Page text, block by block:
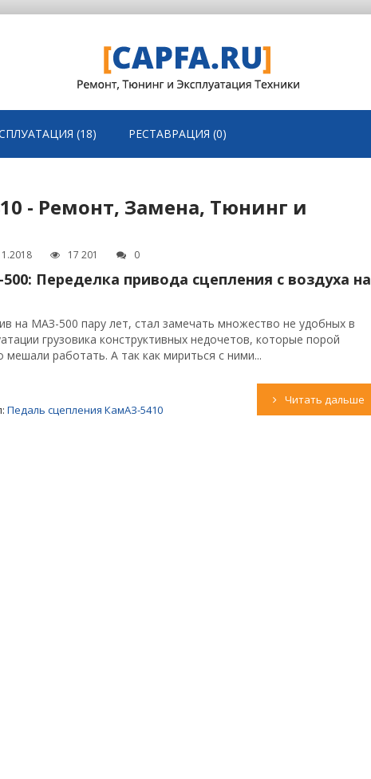
(18) РЕСТАВРАЦИЯ (0)
- Ремонт, Замена, Тюнинг и
17 201 0
Переделка привода сцепления с воздуха на
на МАЗ-500 пару лет, стал замечать множество не удобных в
грузовика конструктивных недочетов, которые порой
мешали работать. А так как мириться с ними...
Педаль сцепления КамАЗ-5410
Читать дальше